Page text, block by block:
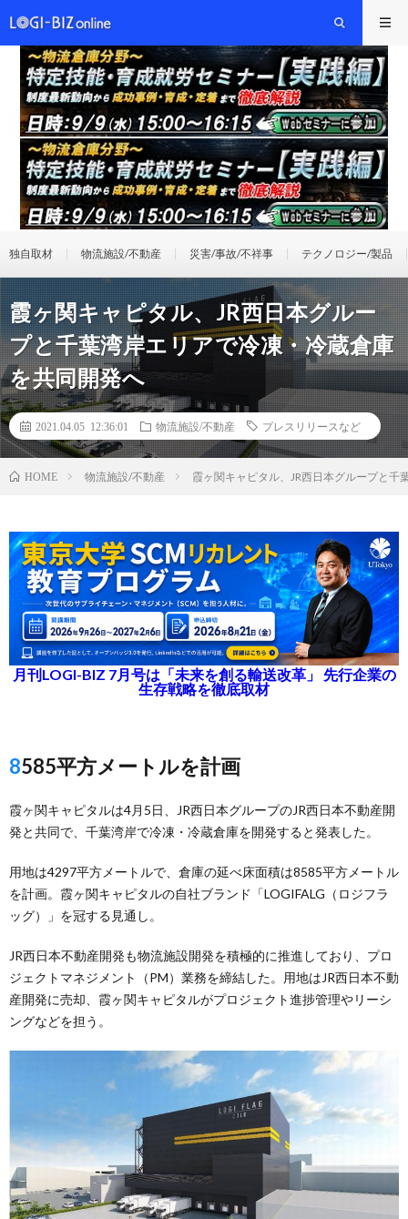
独自取材 物流施設/不動産 災害/事故/不祥事 テクノロジー/製品
霞ヶ関キャピタル、JR西日本グルー
プと千葉湾岸エリアで冷凍・冷蔵倉庫
を共同開発へ
2021.04.05 12:36:01 物流施設/不動産 プレスリリースなど
HOME 物流施設/不動産 霞ヶ関キャピタル、JR西日本グループと
月刊LOGI-BIZ 7月号は「未来を創る輸送改革」 先行企業の
生存戦略を徹底取材
8585平方メートルを計画
霞ヶ関キャピタルは4月5日、JR西日本グループのJR西日本不動産開
発と共同で、千葉湾岸で冷凍・冷蔵倉庫を開発すると発表した。
用地は4297平方メートルで、倉庫の延べ床面積は8585平方メートル
を計画。霞ヶ関キャピタルの自社ブランド「LOGIFALG（ロジフラ
ッグ）」を冠する見通し。
JR西日本不動産開発も物流施設開発を積極的に推進しており、プロ
ジェクトマネジメント（PM）業務を締結した。用地はJR西日本不動
産開発に売却、霞ヶ関キャピタルがプロジェクト進捗管理やリーシ
ングなどを担う。